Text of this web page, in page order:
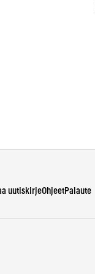
uutiskirjeOhjeetPalaute